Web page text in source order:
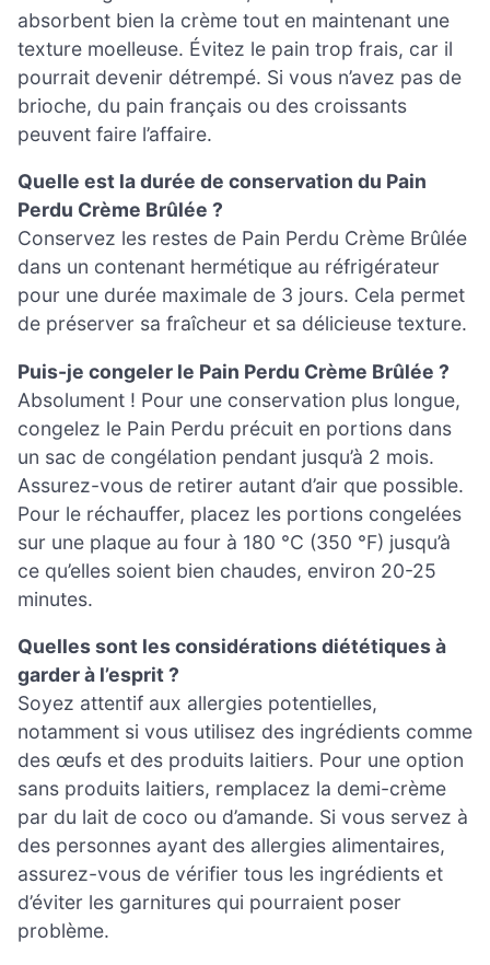
absorbent bien la crème tout en maintenant une
texture moelleuse. Évitez le pain trop frais, car il
pourrait devenir détrempé. Si vous n’avez pas de
brioche, du pain français ou des croissants
peuvent faire l’affaire.
Quelle est la durée de conservation du Pain
Perdu Crème Brûlée ?
Conservez les restes de Pain Perdu Crème Brûlée
dans un contenant hermétique au réfrigérateur
pour une durée maximale de 3 jours. Cela permet
de préserver sa fraîcheur et sa délicieuse texture.
Puis-je congeler le Pain Perdu Crème Brûlée ?
Absolument ! Pour une conservation plus longue,
congelez le Pain Perdu précuit en portions dans
un sac de congélation pendant jusqu’à 2 mois.
Assurez-vous de retirer autant d’air que possible.
Pour le réchauffer, placez les portions congelées
sur une plaque au four à 180 °C (350 °F) jusqu’à
ce qu’elles soient bien chaudes, environ 20-25
minutes.
Quelles sont les considérations diététiques à
garder à l’esprit ?
Soyez attentif aux allergies potentielles,
notamment si vous utilisez des ingrédients comme
des œufs et des produits laitiers. Pour une option
sans produits laitiers, remplacez la demi-crème
par du lait de coco ou d’amande. Si vous servez à
des personnes ayant des allergies alimentaires,
assurez-vous de vérifier tous les ingrédients et
d’éviter les garnitures qui pourraient poser
problème.